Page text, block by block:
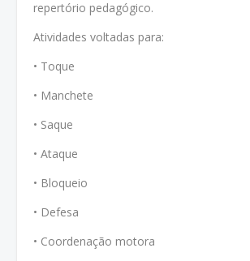
repertório pedagógico.
Atividades voltadas para:
• Toque
• Manchete
• Saque
• Ataque
• Bloqueio
• Defesa
• Coordenação motora